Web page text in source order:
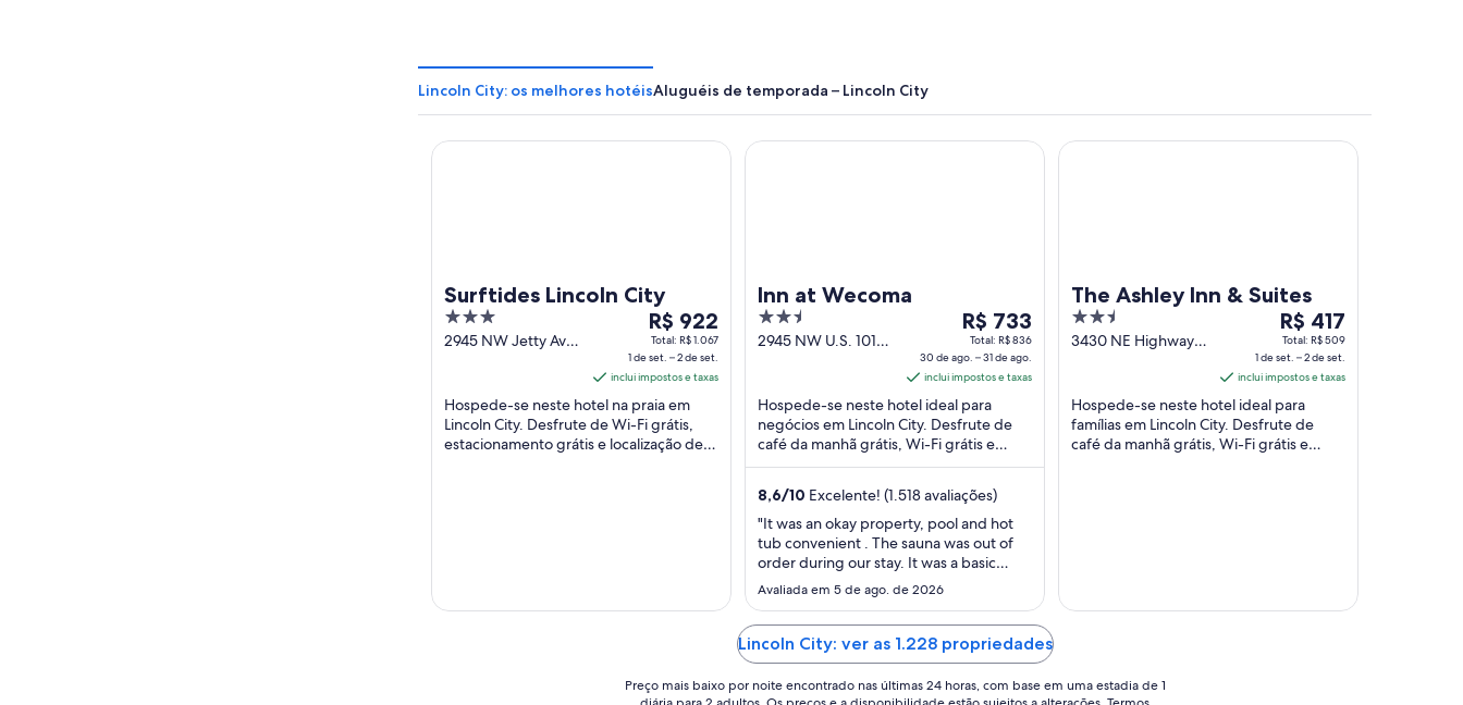
Lincoln City: os melhores hotéisAluguéis de temporada – Lincoln City
Surftides Lincoln City
3
out
2945 NW Jetty Ave
O
preço
é
de
R$ 922
por
diária
set.
de
R$ 922
Total: R$ 1.067
1 de set. – 2 de set.
inclui impostos e taxas
Hospede-se neste hotel na praia em
Lincoln City. Desfrute de Wi-Fi grátis,
estacionamento grátis e localização de
Surftides Lincoln City
Inn at Wecoma
2.5
out
2945 NW U.S. 101
O
preço
é
de
R$ 733
por
diária
uma
estadia
de
30
ago.
a
31
de
R$ 733
Total: R$ 836
30 de ago. – 31 de ago.
inclui impostos e taxas
Hospede-se neste hotel ideal para
negócios em Lincoln City. Desfrute de
café da manhã grátis, Wi-Fi grátis e
estacionamento grátis. Nossos
8,6/10 Excelente! (1.518 avaliações)
"It was an okay property, pool and hot
tub convenient . The sauna was out of
order during our stay. It was a basic
room, property needs updating.
Breakfast was good."
Avaliada em 5 de ago. de 2026
Inn at Wecoma
The Ashley Inn & Suites
2.5
out
3430 NE Highway
O
preço
é
de
R$ 417
por
diária
set.
R$ 417
Total: R$ 509
1 de set. – 2 de set.
inclui impostos e taxas
Hospede-se neste hotel ideal para
famílias em Lincoln City. Desfrute de
café da manhã grátis, Wi-Fi grátis e
The Ashley Inn & Suites
Lincoln City: ver as 1.228 propriedades
Preço mais baixo por noite encontrado nas últimas 24 horas, com base em uma estadia de 1